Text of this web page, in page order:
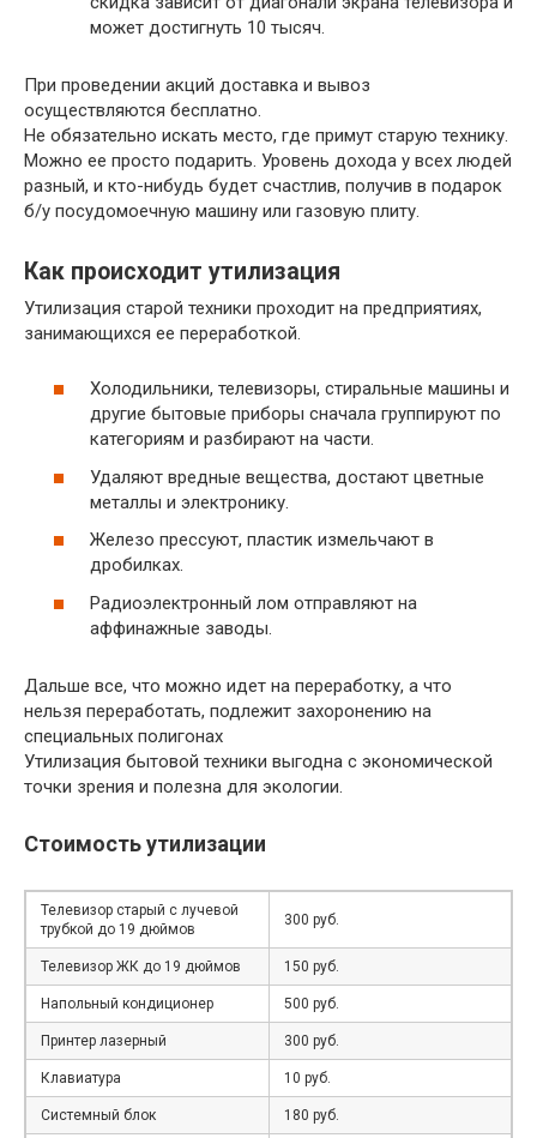
может достигнуть 10 тысяч.
При проведении акций доставка и вывоз
осуществляются бесплатно.
Не обязательно искать место, где примут старую технику.
Можно ее просто подарить. Уровень дохода у всех людей
разный, и кто-нибудь будет счастлив, получив в подарок
б/у посудомоечную машину или газовую плиту.
Как происходит утилизация
Утилизация старой техники проходит на предприятиях,
занимающихся ее переработкой.
Холодильники, телевизоры, стиральные машины и
другие бытовые приборы сначала группируют по
категориям и разбирают на части.
Удаляют вредные вещества, достают цветные
металлы и электронику.
Железо прессуют, пластик измельчают в
дробилках.
Радиоэлектронный лом отправляют на
аффинажные заводы.
Дальше все, что можно идет на переработку, а что
нельзя переработать, подлежит захоронению на
специальных полигонах
Утилизация бытовой техники выгодна с экономической
точки зрения и полезна для экологии.
Стоимость утилизации
Телевизор старый с лучевой
трубкой до 19 дюймов
300 руб.
Телевизор ЖК до 19 дюймов 150 руб.
Напольный кондиционер 500 руб.
Принтер лазерный 300 руб.
Клавиатура 10 руб.
Системный блок 180 руб.